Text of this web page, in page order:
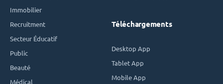
Immobilier
Recruitment
Secteur Éducatif
Public
Beauté
Médical
Téléchargements
Desktop App
Tablet App
Mobile App